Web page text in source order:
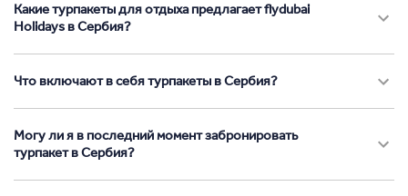
Какие турпакеты для отдыха предлагает flydubai
Holidays в Сербия?
Что включают в себя турпакеты в Сербия?
Могу ли я в последний момент забронировать
турпакет в Сербия?